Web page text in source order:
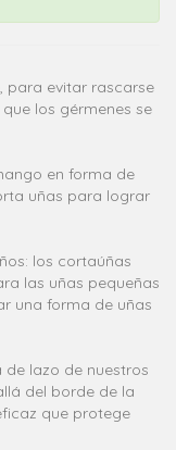
para evitar rascarse
los gérmenes se
en forma de
uñas para lograr
los cortaúñas
las uñas pequeñas
una forma de uñas
lazo de nuestros
del borde de la
que protege